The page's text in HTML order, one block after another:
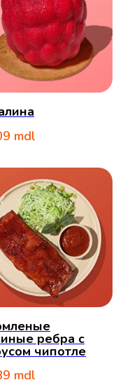
mdl
ребра с
чипотле
mdl